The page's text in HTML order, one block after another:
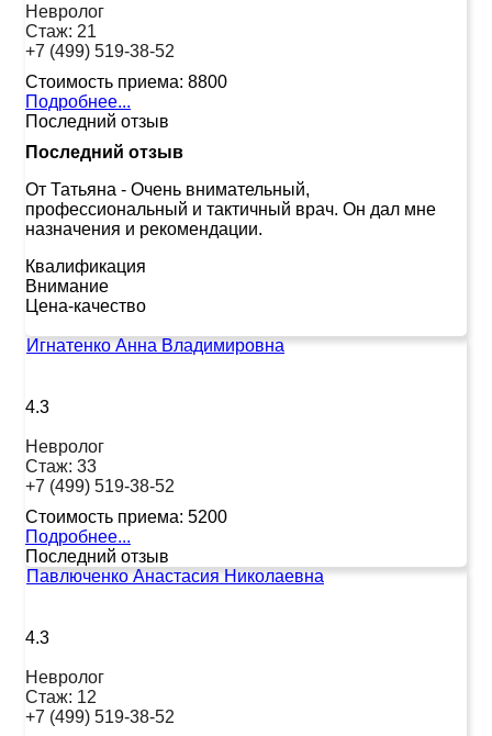
Невролог
Стаж: 21
+7 (499) 519-38-52
Стоимость приема: 8800
Подробнее...
Последний отзыв
Последний отзыв
От Татьяна - Очень внимательный,
профессиональный и тактичный врач. Он дал мне
назначения и рекомендации.
Квалификация
Внимание
Цена-качество
Игнатенко Анна Владимировна
4.3
Невролог
Стаж: 33
+7 (499) 519-38-52
Стоимость приема: 5200
Подробнее...
Последний отзыв
Павлюченко Анастасия Николаевна
4.3
Невролог
Стаж: 12
+7 (499) 519-38-52